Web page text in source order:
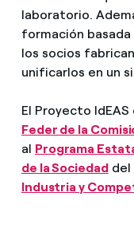
laboratorio.
formación basada
los socios
unificarlos en un
El Proyecto
Feder de la
al Programa
de la Sociedaddel
Industria y